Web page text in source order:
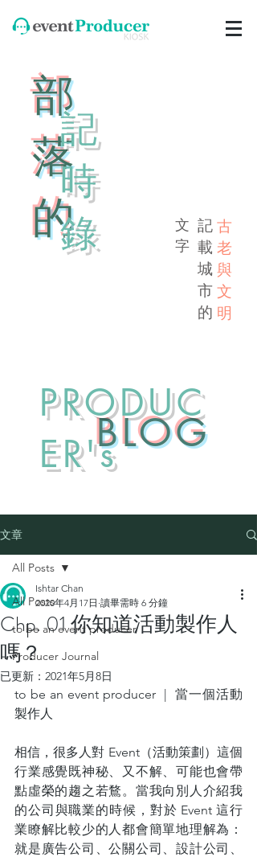
文
​字
​部
落
的
​記
時
錄
記
載
城
市
的
古
老​
與
文
明
​BLOG
PRODUC
ER's
文章
All Posts
to be an event producer
Producer Journal
All Posts
Chp. 01 你知道活動製作人
嗎？
Ishtar Chan
2020年4月17日 讀畢需時 6 分鐘
已更新： 2021年5月8日
to be an event producer  |  當一個活動
製作人
相信，很多人對 Event（活動策劃）這個
行業感覺既神秘、又不解、可能也會帶
點虛榮的趨之若鶩。當我向別人介紹我
的公司與職業的時候，對於 Event 這行
業瞭解比較少的人都會簡單地理解為：
就是廣告公司、公關公司、設計公司、